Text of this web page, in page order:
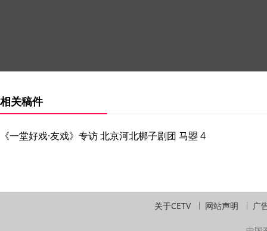
相关稿件
《一堂好戏·友戏》专访 北京河北梆子剧团 马曌 4
关于CETV 网站声明 广